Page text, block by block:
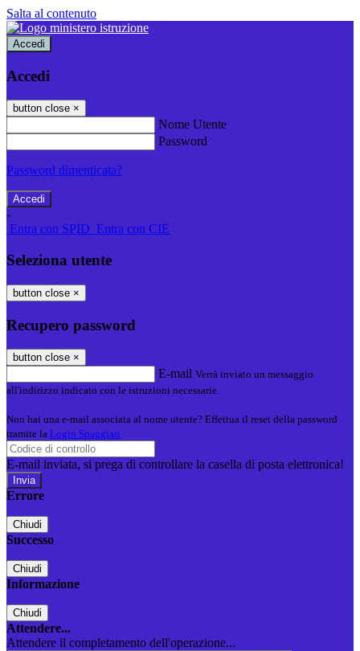
Salta al contenuto
Accedi
Accedi
button close ×
Nome Utente
Password
Password dimenticata?
-
Entra con SPID Entra con CIE
Seleziona utente
button close ×
Recupero password
button close ×
E-mail Verrà inviato un messaggio
all'indirizzo indicato con le istruzioni necessarie.
Non hai una e-mail associata al nome utente? Effettua il reset della password
tramite la Login Spaggiari
E-mail inviata, si prega di controllare la casella di posta elettronica!
Errore
Chiudi
Successo
Chiudi
Informazione
Chiudi
Attendere...
Attendere il completamento dell'operazione...